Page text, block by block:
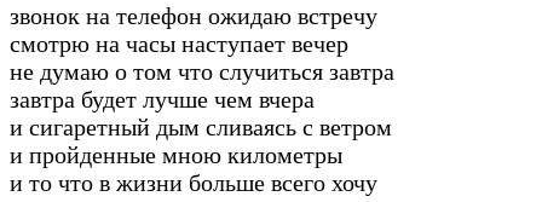
звонок на телефон ожидаю встречу
смотрю на часы наступает вечер
не думаю о том что случиться завтра
завтра будет лучше чем вчера
и сигаретный дым сливаясь с ветром
и пройденные мною километры
и то что в жизни больше всего хочу